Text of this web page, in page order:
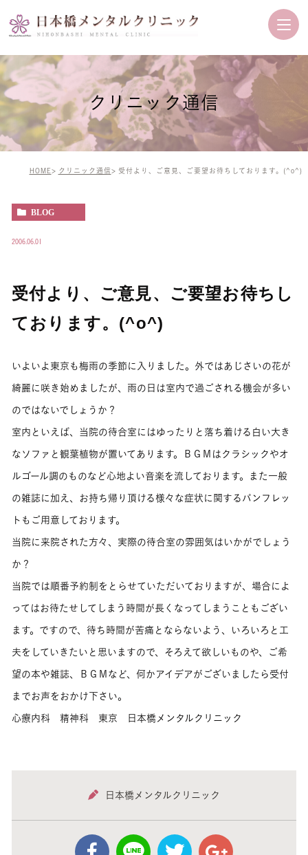
クリニック通信
HOME クリニック通信 受付より、ご意見、ご要望お待ちしております。(^o^)
BLOG
2006.06.01
受付より、ご意見、ご要望お待ちし
ております。(^o^)
いよいよ東京も梅雨の季節に入りました。外ではあじさいの花が
綺麗に咲き始めましたが、雨の日は室内で過ごされる機会が多い
のではないでしょうか？
室内といえば、当院の待合室にはゆったりと落ち着ける白い大き
なソファと観葉植物が置いてあります。ＢＧＭはクラシックやオ
ルゴール調のものなど心地よい音楽を流しております。また一般
の雑誌に加え、お持ち帰り頂ける様々な症状に関するパンフレッ
トもご用意しております。
当院に来院された方々、実際の待合室の雰囲気はいかがでしょう
か？
当院では順番予約制をとらせていただいておりますが、場合によ
ってはお待たせしてしまう時間が長くなってしまうこともござい
ます。ですので、待ち時間が苦痛とならないよう、いろいろと工
夫をしていきたいと思いますので、そろえて欲しいものや、ご希
望の本や雑誌、ＢＧＭなど、何かアイデアがございましたら受付
までお声をおかけ下さい。
心療内科 精神科 東京 日本橋メンタルクリニック
日本橋メンタルクリニック